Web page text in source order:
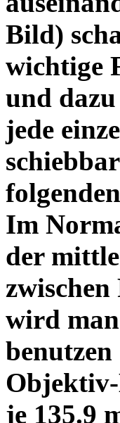
Bild)
wichtige
und
jede
Im
der
wird
je 135.9